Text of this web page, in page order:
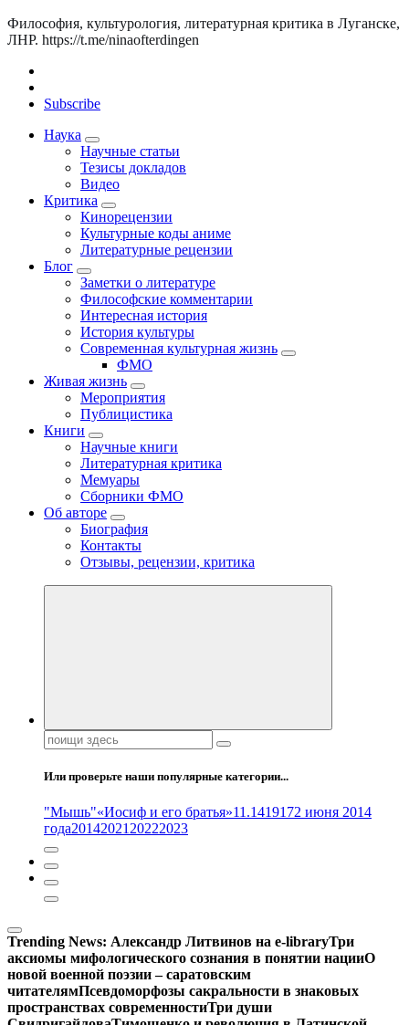
Философия, культурология, литературная критика в Луганске,
ЛНР. https://t.me/ninaofterdingen
Subscribe
Наука
Научные статьи
Тезисы докладов
Видео
Критика
Кинорецензии
Культурные коды аниме
Литературные рецензии
Блог
Заметки о литературе
Философские комментарии
Интересная история
История культуры
Современная культурная жизнь
ФМО
Живая жизнь
Мероприятия
Публицистика
Книги
Научные книги
Литературная критика
Мемуары
Сборники ФМО
Об авторе
Биография
Контакты
Отзывы, рецензии, критика
Поиск:
Или проверьте наши популярные категории...
"Мышь"«Иосиф и его братья»11.1419172 июня 2014
года20142021 20222023
Trending News: Александр Литвинов на e-libraryТри
аксиомы мифологического сознания в понятии нацииО
новой военной поэзии – саратовским
читателямПсевдоморфозы сакральности в знаковых
пространствах современностиТри души